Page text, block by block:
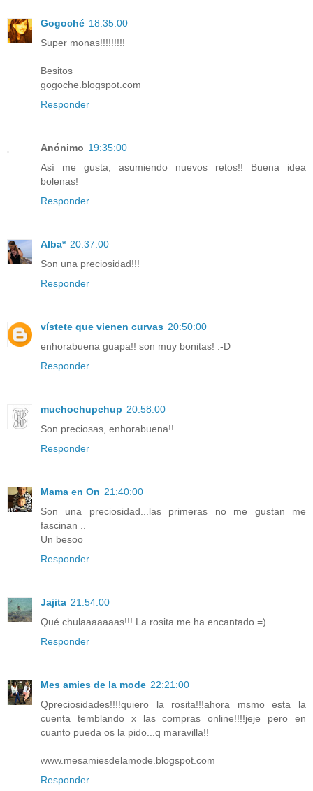
Gogoché 18:35:00
Super monas!!!!!!!!!
Besitos
gogoche.blogspot.com
Responder
Anónimo 19:35:00
Así me gusta, asumiendo nuevos retos!! Buena idea
bolenas!
Responder
Alba* 20:37:00
Son una preciosidad!!!
Responder
vístete que vienen curvas 20:50:00
enhorabuena guapa!! son muy bonitas! :-D
Responder
muchochupchup 20:58:00
Son preciosas, enhorabuena!!
Responder
Mama en On 21:40:00
Son una preciosidad...las primeras no me gustan me
fascinan ..
Un besoo
Responder
Jajita 21:54:00
Qué chulaaaaaaas!!! La rosita me ha encantado =)
Responder
Mes amies de la mode 22:21:00
Qpreciosidades!!!!quiero la rosita!!!ahora msmo esta la
cuenta temblando x las compras online!!!!jeje pero en
cuanto pueda os la pido...q maravilla!!
www.mesamiesdelamode.blogspot.com
Responder